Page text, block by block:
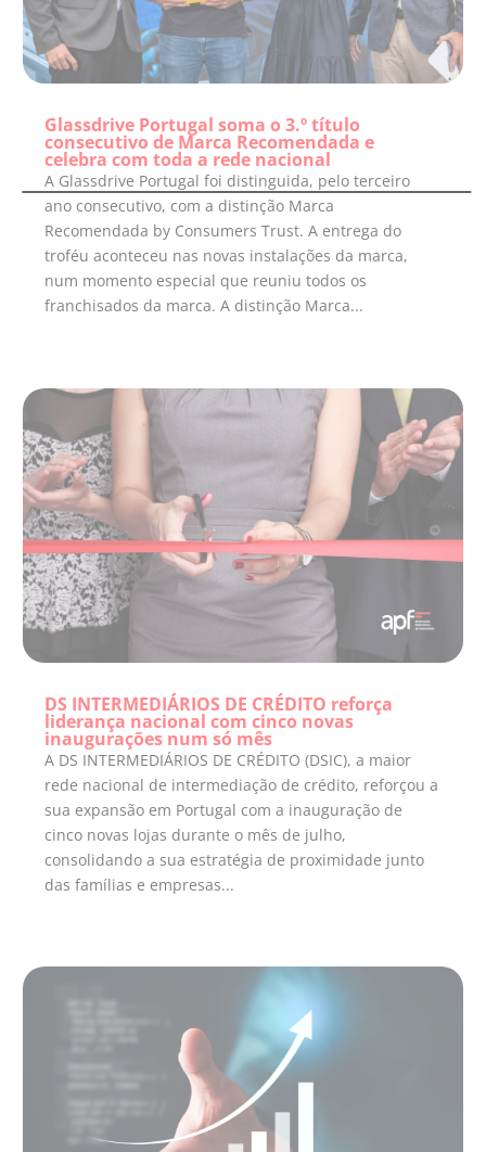
Glassdrive Portugal soma o 3.º título
consecutivo de Marca Recomendada e
celebra com toda a rede nacional
A Glassdrive Portugal foi distinguida, pelo terceiro
ano consecutivo, com a distinção Marca
Recomendada by Consumers Trust. A entrega do
troféu aconteceu nas novas instalações da marca,
num momento especial que reuniu todos os
franchisados da marca. A distinção Marca...
DS INTERMEDIÁRIOS DE CRÉDITO reforça
liderança nacional com cinco novas
inaugurações num só mês
A DS INTERMEDIÁRIOS DE CRÉDITO (DSIC), a maior
rede nacional de intermediação de crédito, reforçou a
sua expansão em Portugal com a inauguração de
cinco novas lojas durante o mês de julho,
consolidando a sua estratégia de proximidade junto
das famílias e empresas...